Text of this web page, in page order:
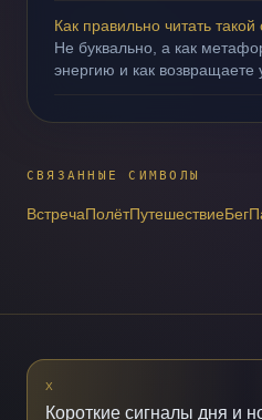
Как правильно читать такой
Не буквально, а как
энергию и как возвращаете
СВЯЗАННЫЕ СИМВОЛЫ
ВстречаПолётПутешествиеБег
X
Короткие сигналы дня и